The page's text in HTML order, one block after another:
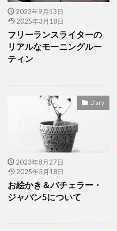
2023年9月13日
2025年3月18日
フリーランスライターの
リアルなモーニングルー
ティン
Diary
2023年8月27日
2025年3月18日
お絵かき＆バチェラー・
ジャパン5について
ゴーヤ
シナモンロール
カキフライ
セブン 冷やしみたらし団子
トウファ
carrot cake
vegan
おにぎり
お月見団子
かぼちゃのお菓子
か
アーモン
しょうが焼き
とろー
みたらし団子
めんつゆ